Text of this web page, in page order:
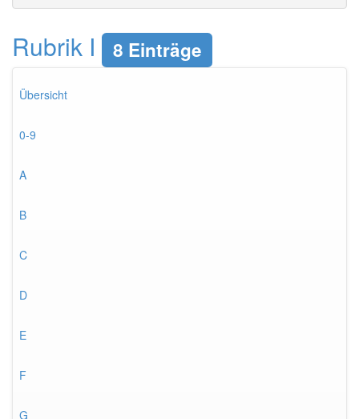
Rubrik I 8 Einträge
Übersicht
0-9
A
B
C
D
E
F
G